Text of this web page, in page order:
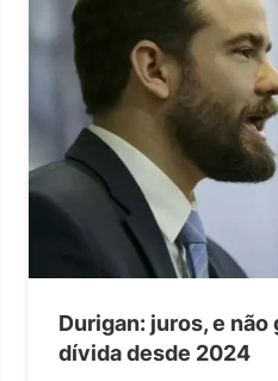
Durigan: juros, e
dívida desde 2024